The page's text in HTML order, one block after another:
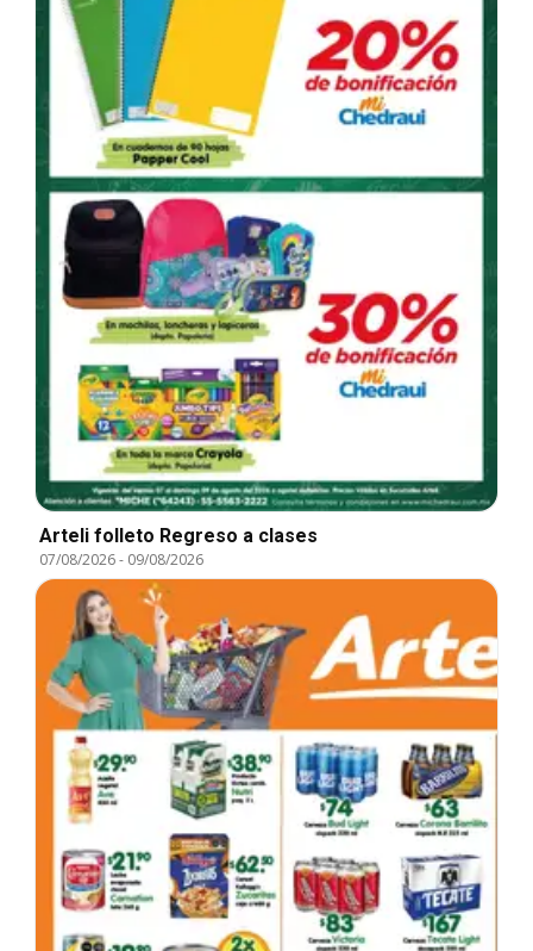
Arteli folleto Regreso a clases
07/08/2026- 09/08/2026